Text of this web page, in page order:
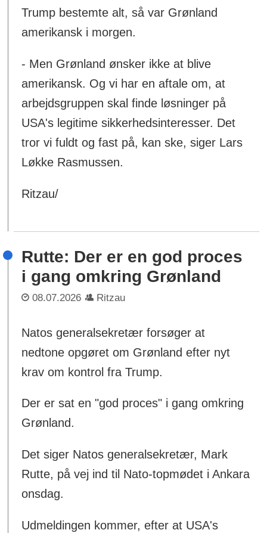
Trump bestemte alt, så var Grønland
amerikansk i morgen.
- Men Grønland ønsker ikke at blive
amerikansk. Og vi har en aftale om, at
arbejdsgruppen skal finde løsninger på
USA's legitime sikkerhedsinteresser. Det
tror vi fuldt og fast på, kan ske, siger Lars
Løkke Rasmussen.
Ritzau/
Rutte: Der er en god proces
i gang omkring Grønland
08.07.2026 Ritzau
Natos generalsekretær forsøger at
nedtone opgøret om Grønland efter nyt
krav om kontrol fra Trump.
Der er sat en "god proces" i gang omkring
Grønland.
Det siger Natos generalsekretær, Mark
Rutte, på vej ind til Nato-topmødet i Ankara
onsdag.
Udmeldingen kommer, efter at USA's